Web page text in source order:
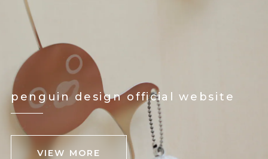
penguin design official website
VIEW MORE